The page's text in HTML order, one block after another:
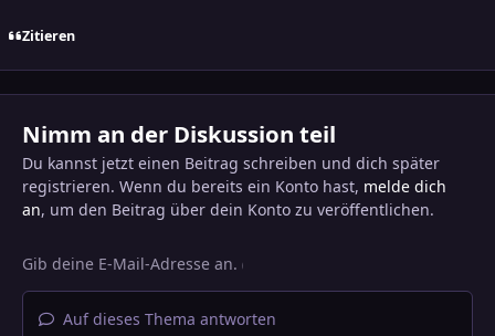
Zitieren
Nimm an der Diskussion teil
Du kannst jetzt einen Beitrag schreiben und dich später
registrieren. Wenn du bereits ein Konto hast, melde dich
an, um den Beitrag über dein Konto zu veröffentlichen.
Auf dieses Thema antworten